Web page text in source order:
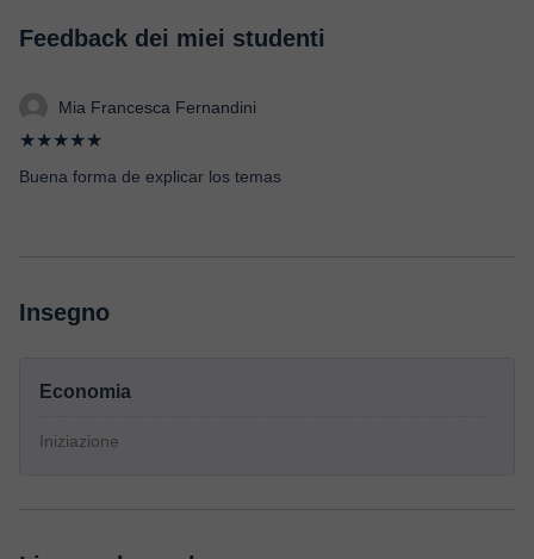
Feedback dei miei studenti
Mia Francesca Fernandini
★★★★★
Buena forma de explicar los temas
Insegno
Economia
Iniziazione